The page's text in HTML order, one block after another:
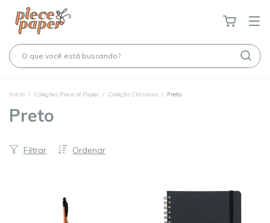
Início / Coleções Piece of Paper / Coleção Clássicos / Preto
Preto
Ordenar
Filtrar